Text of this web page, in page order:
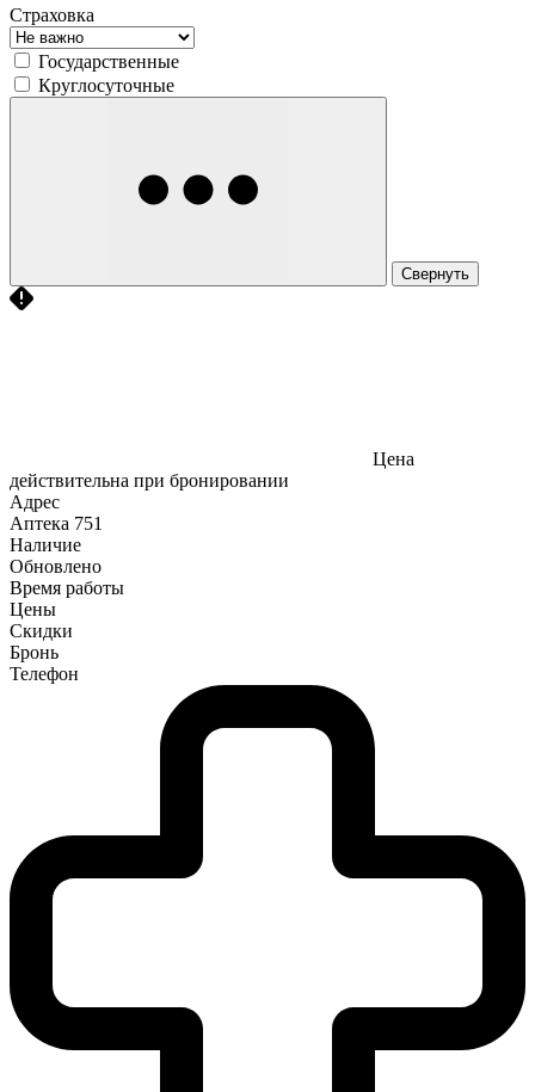
Страховка
Государственные
Круглосуточные
Свернуть
Цена
действительна при бронировании
Адрес
Аптека 751
Наличие
Обновлено
Время работы
Цены
Скидки
Бронь
Телефон